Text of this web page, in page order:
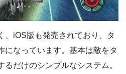
iOS版も発売されており、タ
になっています。基本は敵をタ
るだけのシンプルなシステム。